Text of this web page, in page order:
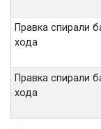
Правка спирали
хода
Правка спирали
хода